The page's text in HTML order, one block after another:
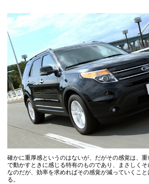
確かに重厚感というのはないが、だがその感覚は、
で動かすときに感じる特有のものであり、まさしく
なのだが、効率を求めればその感覚が減っていくこ
る。